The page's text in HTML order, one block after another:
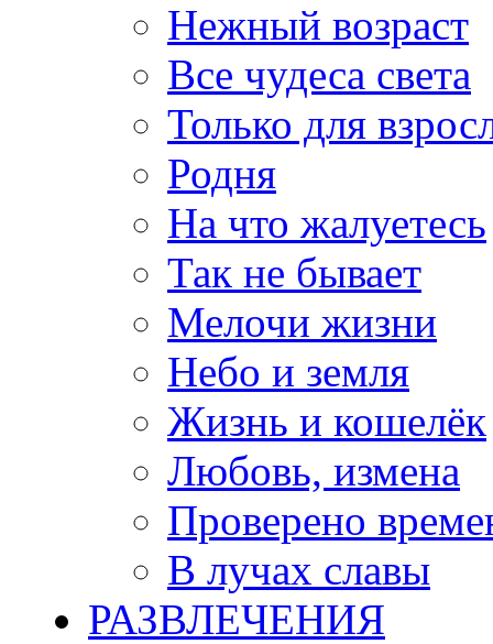
Нежный возраст
Все чудеса света
Только для
Родня
На что жалуетесь
Так не бывает
Мелочи жизни
Небо и земля
Жизнь и кошелёк
Любовь, измена
Проверено
В лучах славы
РАЗВЛЕЧЕНИЯ